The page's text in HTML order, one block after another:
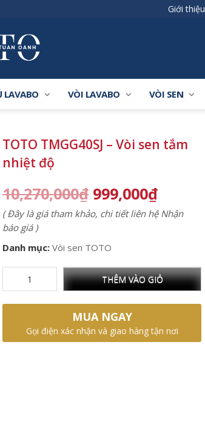
Giới thiệu
LAVABO VÒI LAVABO VÒI SEN
TOTO TMGG40SJ – Vòi sen tắm
nhiệt độ
10,270,000₫ 999,000₫
( Đây là giá tham khảo, chi tiết liên hệ Nhận
báo giá )
Danh mục: Vòi sen TOTO
THÊM VÀO GIỎ
MUA NGAY
Gọi điện xác nhận và giao hàng tận nơi